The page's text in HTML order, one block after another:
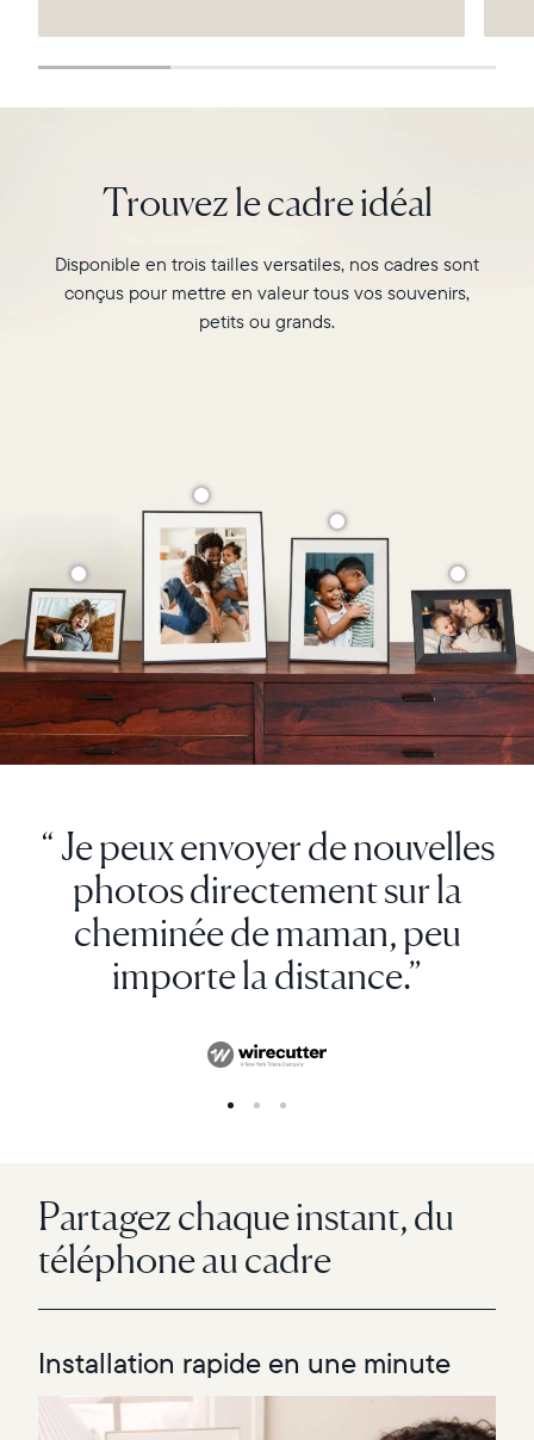
Continuer
Trouvez le cadre idéal
Disponible en trois tailles versatiles, nos cadres sont
conçus pour mettre en valeur tous vos souvenirs,
petits ou grands.
“ Je peux envoyer de nouvelles
photos directement sur la
cheminée de maman, peu
importe la distance.”
Partagez chaque instant, du
téléphone au cadre
Installation rapide en une minute